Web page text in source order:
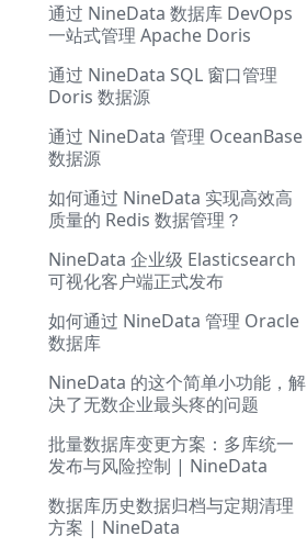
通过 NineData 数据库 DevOps
一站式管理 Apache Doris
通过 NineData SQL 窗口管理
Doris 数据源
通过 NineData 管理 OceanBase
数据源
如何通过 NineData 实现高效高
质量的 Redis 数据管理？
NineData 企业级 Elasticsearch
可视化客户端正式发布
如何通过 NineData 管理 Oracle
数据库
NineData 的这个简单小功能，解
决了无数企业最头疼的问题
批量数据库变更方案：多库统一
发布与风险控制 | NineData
数据库历史数据归档与定期清理
方案 | NineData